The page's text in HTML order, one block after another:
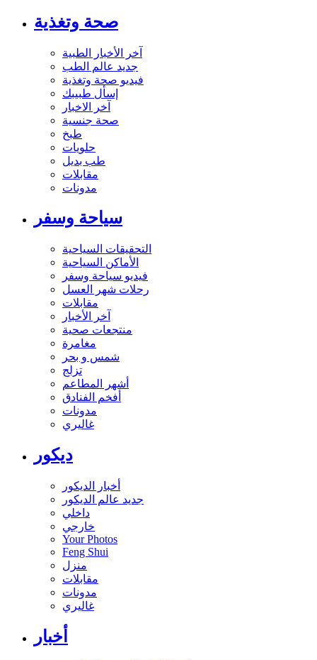
صحة وتغذية
آخر الأخبار الطبية
جديد عالم الطب
فيديو صحة وتغذية
إسأل طبيبك
آخر الاخبار
صحة جنسية
طبخ
حلويات
طب بديل
مقابلات
مدونات
سياحة وسفر
التحقيقات السياحية
الأماكن السياحية
فيديو سياحة وسفر
رحلات شهر العسل
مقابلات
آخر الأخبار
منتجعات صحية
مغامرة
شمس و بحر
تزلج
أشهر المطاعم
أفخم الفنادق
مدونات
غاليري
ديكور
أخبار الديكور
جديد عالم الديكور
داخلي
خارجي
Your Photos
Feng Shui
منزل
مقابلات
مدونات
غاليري
أخبار